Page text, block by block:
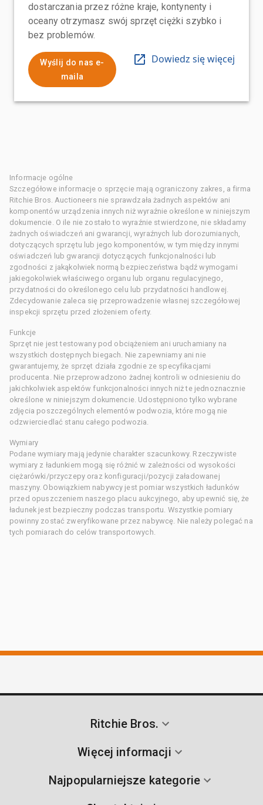
dostarczania przez różne kraje, kontynenty i
oceany otrzymasz swój sprzęt ciężki szybko i
bez problemów.
Wyślij do nas e-
maila
Dowiedz się więcej
Informacje ogólne
Szczegółowe informacje o sprzęcie mają ograniczony zakres, a firma
Ritchie Bros. Auctioneers nie sprawdzała żadnych aspektów ani
komponentów urządzenia innych niż wyraźnie określone w niniejszym
dokumencie. O ile nie zostało to wyraźnie stwierdzone, nie składamy
żadnych oświadczeń ani gwarancji, wyraźnych lub dorozumianych,
dotyczących sprzętu lub jego komponentów, w tym między innymi
oświadczeń lub gwarancji dotyczących funkcjonalności lub
zgodności z jakąkolwiek normą bezpieczeństwa bądź wymogami
jakiegokolwiek właściwego organu lub organu regulacyjnego,
przydatności do określonego celu lub przydatności handlowej.
Zdecydowanie zaleca się przeprowadzenie własnej szczegółowej
inspekcji sprzętu przed złożeniem oferty.
Funkcje
Sprzęt nie jest testowany pod obciążeniem ani uruchamiany na
wszystkich dostępnych biegach. Nie zapewniamy ani nie
gwarantujemy, że sprzęt działa zgodnie ze specyfikacjami
producenta. Nie przeprowadzono żadnej kontroli w odniesieniu do
jakichkolwiek aspektów funkcjonalności innych niż te jednoznacznie
określone w niniejszym dokumencie. Udostępniono tylko wybrane
zdjęcia poszczególnych elementów podwozia, które mogą nie
odzwierciedlać stanu całego podwozia.
Wymiary
Podane wymiary mają jedynie charakter szacunkowy. Rzeczywiste
wymiary z ładunkiem mogą się różnić w zależności od wysokości
ciężarówki/przyczepy oraz konfiguracji/pozycji załadowanej
maszyny. Obowiązkiem nabywcy jest pomiar wszystkich ładunków
przed opuszczeniem naszego placu aukcyjnego, aby upewnić się, że
ładunek jest bezpieczny podczas transportu. Wszystkie pomiary
powinny zostać zweryfikowane przez nabywcę. Nie należy polegać na
tych pomiarach do celów transportowych.
Ritchie Bros.
Więcej informacji
Najpopularniejsze kategorie